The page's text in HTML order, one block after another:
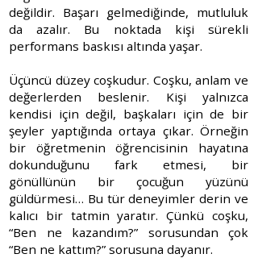
değildir. Başarı gelmediğinde, mutluluk
da azalır. Bu noktada kişi sürekli
performans baskısı altında yaşar.
Üçüncü düzey coşkudur. Coşku, anlam ve
değerlerden beslenir. Kişi yalnızca
kendisi için değil, başkaları için de bir
şeyler yaptığında ortaya çıkar. Örneğin
bir öğretmenin öğrencisinin hayatına
dokunduğunu fark etmesi, bir
gönüllünün bir çocuğun yüzünü
güldürmesi… Bu tür deneyimler derin ve
kalıcı bir tatmin yaratır. Çünkü coşku,
“Ben ne kazandım?” sorusundan çok
“Ben ne kattım?” sorusuna dayanır.